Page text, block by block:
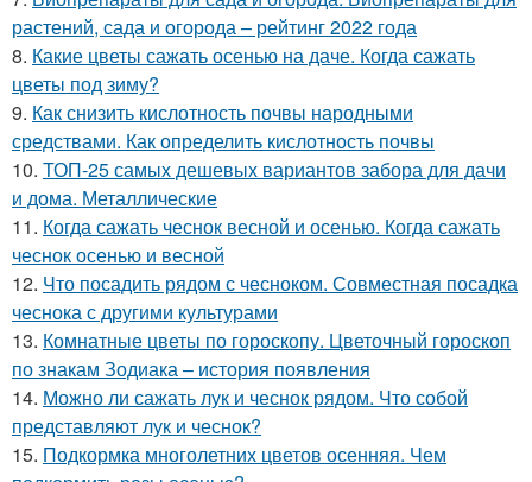
растений, сада и огорода – рейтинг 2022 года
8. Какие цветы сажать осенью на даче. Когда сажать
цветы под зиму?
9. Как снизить кислотность почвы народными
средствами. Как определить кислотность почвы
10. ТОП-25 самых дешевых вариантов забора для дачи
и дома. Металлические
11. Когда сажать чеснок весной и осенью. Когда сажать
чеснок осенью и весной
12. Что посадить рядом с чесноком. Совместная посадка
чеснока с другими культурами
13. Комнатные цветы по гороскопу. Цветочный гороскоп
по знакам Зодиака – история появления
14. Можно ли сажать лук и чеснок рядом. Что собой
представляют лук и чеснок?
15. Подкормка многолетних цветов осенняя. Чем